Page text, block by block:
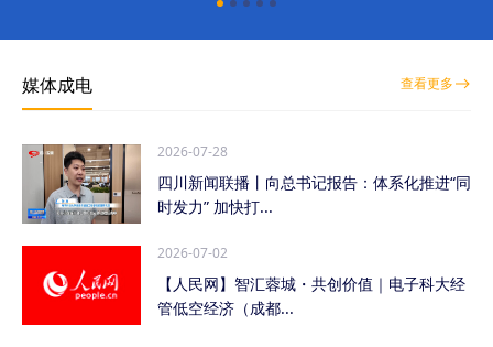
媒体成电 查看更多
2026-07-28
四川新闻联播丨向总书记报告：体系化推进“同
时发力” 加快打...
2026-07-02
【人民网】智汇蓉城・共创价值｜电子科大经
管低空经济（成都...